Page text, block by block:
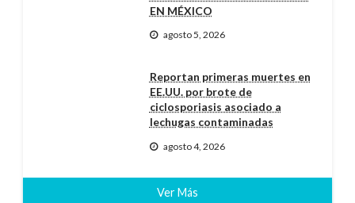
EN MÉXICO
agosto 5, 2026
Reportan primeras muertes en
EE.UU. por brote de
ciclosporiasis asociado a
lechugas contaminadas
agosto 4, 2026
Ver Más